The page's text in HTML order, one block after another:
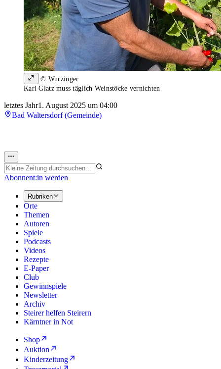
© Wurzinger
Karl Glatz muss täglich Weinstöcke vernichten
letztes Jahr1. August 2025 um 04:00
Bad Waltersdorf (Gemeinde)
Abonnent:in werden
Rubriken
Orte
Themen
Autoren
Spiele
Podcasts
Videos
Rezepte
E-Paper
Club
Gewinnspiele
Newsletter
Archiv
Steirer helfen Steirern
Kärntner in Not
Shop
Auktion
Kinderzeitung